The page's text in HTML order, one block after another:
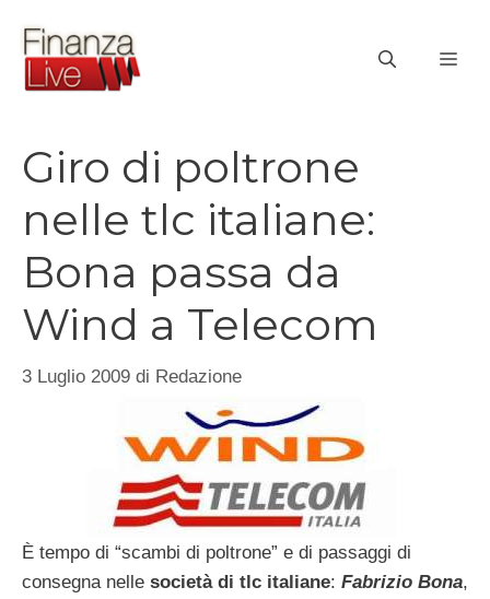
contenuto
Giro di poltrone
nelle tlc italiane:
Bona passa da
Wind a Telecom
3 Luglio 2009 di Redazione
È tempo di “scambi di poltrone” e di passaggi di
consegna nelle società di tlc italiane: Fabrizio Bona,